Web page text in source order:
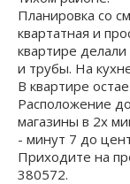
Планировка со
квартатная и
квартире
и трубы. На
В квартире
Расположение
магазины в 2х
- минут 7 до
Приходите на
380572.